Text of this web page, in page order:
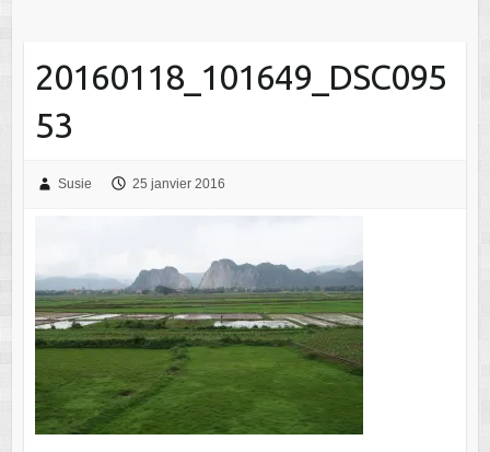
20160118_101649_DSC095
53
Susie 25 janvier 2016